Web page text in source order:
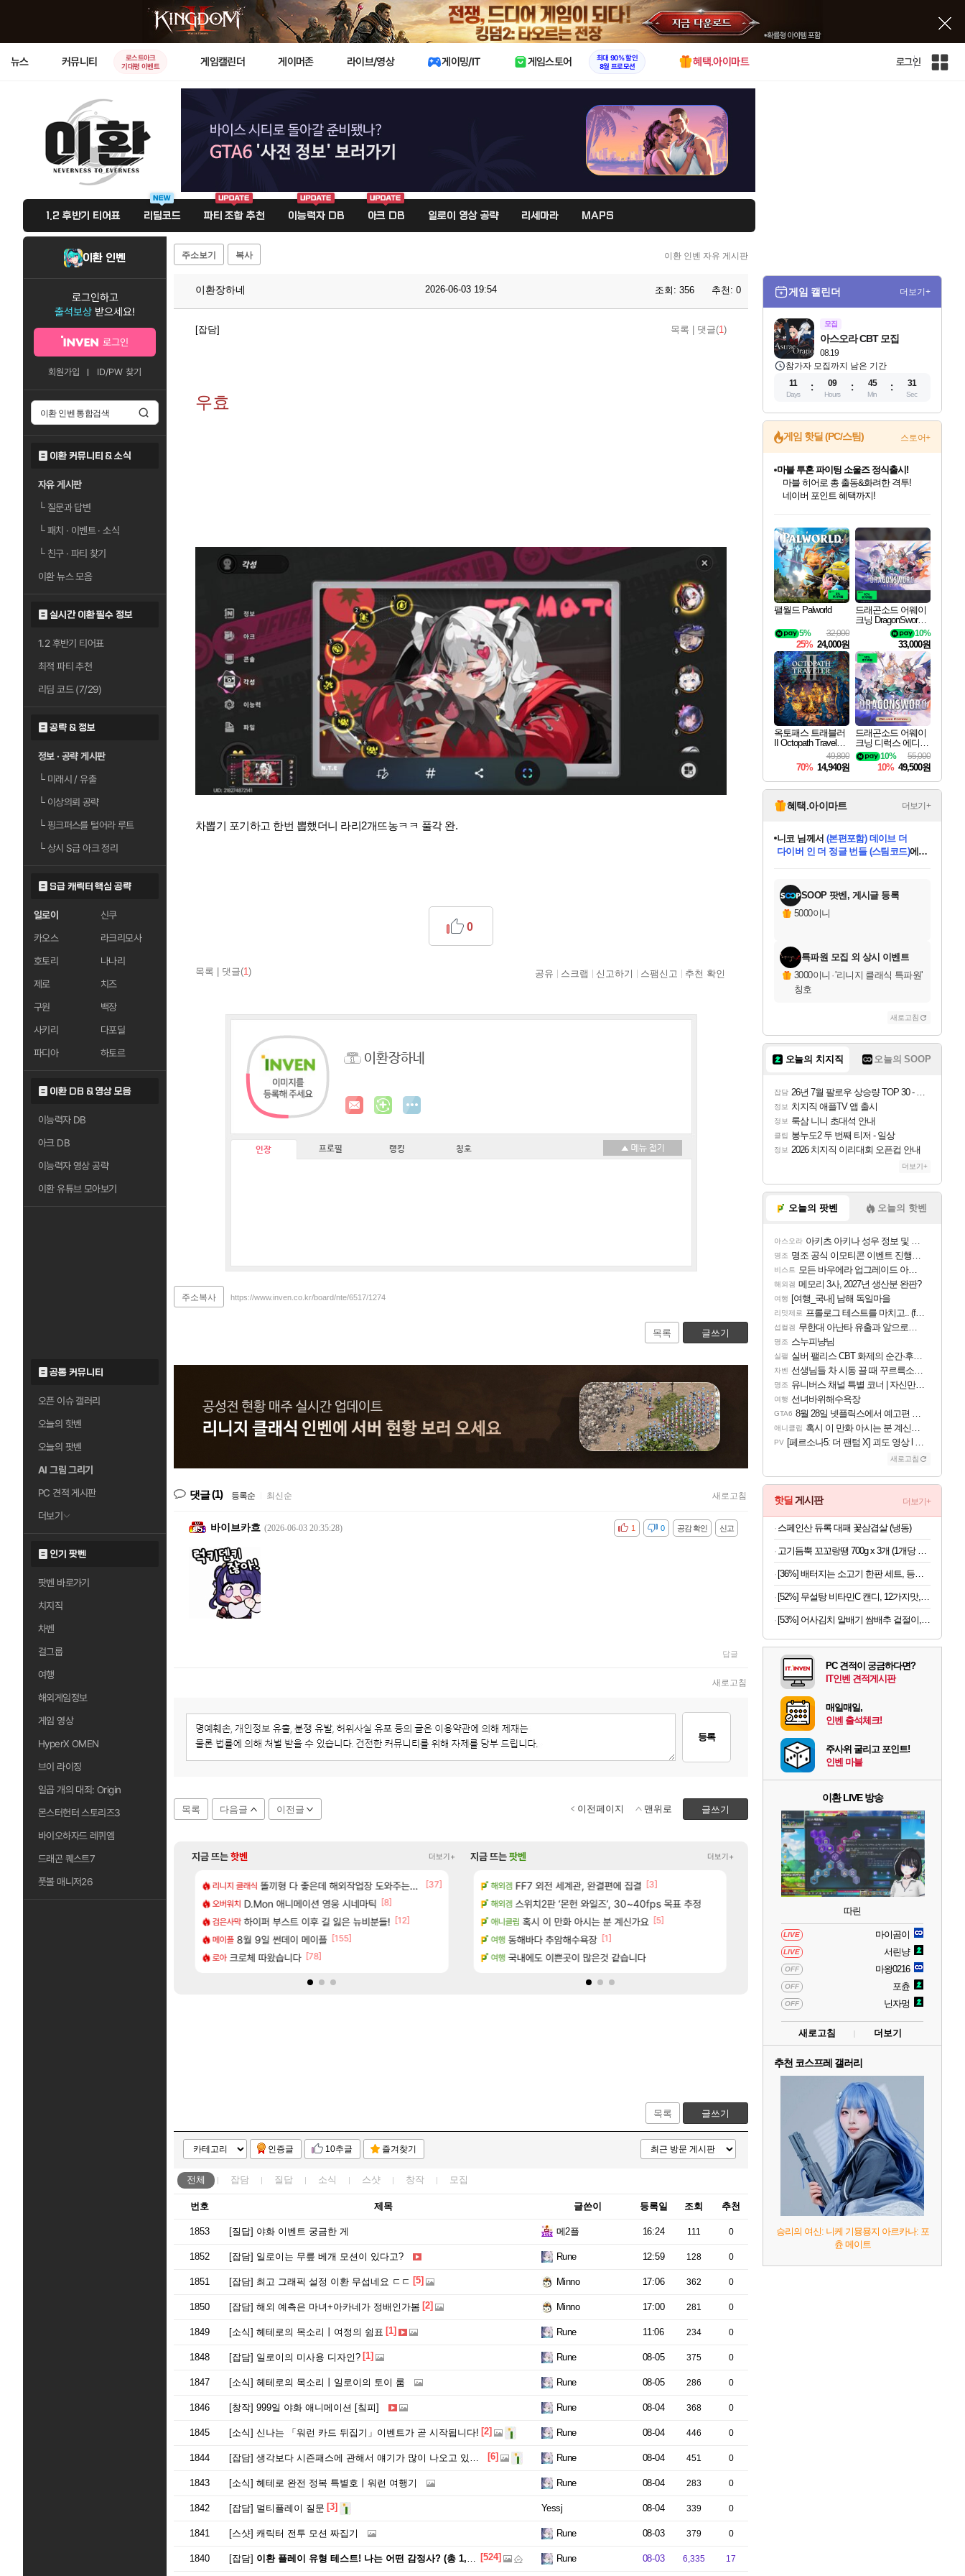
X
뉴스 커뮤니티
로스트아크
기대평 이벤트
게임캘린더 게이머존 라이브/영상 게이밍/IT 게임스토어
최대 90% 할인
8월 프로모션
혜택.아이마트 로그인
인
1.2 후반기 티어표 리딤코드 파티 조합 추천 이능력자 DB 아크 DB 일로이 영상 공략 리세마라 MAPS
이환 인벤
로그인하고
출석보상 받으세요!
로그인
회원가입 ID/PW 찾기
이환 커뮤니티 & 소식
자유 게시판
└질문과 답변
└패치 · 이벤트 · 소식
└친구 · 파티 찾기
이환 뉴스 모음
실시간 이환 필수 정보
1.2 후반기 티어표
최적 파티 추천
리딤 코드 (7/29)
공략 & 정보
정보 · 공략 게시판
└미래시 / 유출
└이상의뢰 공략
└핑크퍼스를 털어라 루트
└상시 S급 아크 정리
S급 캐릭터 핵심 공략
일로이
신쿠
카오스
라크리모사
호토리
나나리
제로
치즈
구원
백장
사키리
다포딜
파디아
하토르
이환 DB & 영상 모음
이능력자 DB
아크 DB
이능력자 영상 공략
이환 유튜브 모아보기
공통 커뮤니티
오픈 이슈 갤러리
오늘의 핫벤
오늘의 팟벤
AI 그림 그리기
PC 견적 게시판
더보기
인기 팟벤
팟벤 바로가기
치지직
차벤
걸그룹
여행
해외게임정보
게임 영상
HyperX OMEN
브이 라이징
일곱 개의 대죄: Origin
몬스터헌터 스토리즈3
바이오하자드 레퀴엠
드래곤 퀘스트7
풋볼 매니저26
주소보기 복사 이환 인벤 자유 게시판
이환장하네 2026-06-03 19:54 조회: 356 추천: 0
[잡담] 목록 댓글(1)
우효
차뽑기 포기하고 한번 뽑했더니 라리2개뜨농ㅋㅋ 풀각 완.
목록 댓글(1)
0
공유 스크랩 신고하기 스팸신고 추천 확인
이환장하네
인장 프로필 랭킹 칭호
주소복사 https://www.inven.co.kr/board/nte/6517/1274
목록 글쓰기
댓글(1) 등록순 최신순 새로고침
바이브카흐 (2026-06-03 20:35:28) 신고
공감 확인
비공감 0
1
답글
새로고침
등록
목록 다음글 이전글 글쓰기
이전페이지 맨위로
지금 뜨는핫벤 더보기+
위키 실검 1위인 김규원 리니지 클래식 똘끼형 다 좋은데 해외작업장 도와주는 짓은 좀 아니지않냐?
[37]
오버워치 D.Mon 애니메이션 영웅 시네마틱 [8]
검은사막 하이퍼 부스트 이후 길 잃은 뉴비분들! [12]
메이플 8월 9일 썬데이 메이플 [155]
로아 크로체 따왔습니다 [78]
오버워치 메가부대는 더이상 나오기 힘들것 같다는 생각임
로아 고양이를 도구로 쓰는 인방 하꼬 스트리머 박제합니다.
[257]
로아 종자들이여, 마음껏 유린하라.jpg [52]
디아4 15시즌 엘드루인 이거 요물이네요ㅋㅋㅋㅋㅋㅋ
리니지 클래식 통수칠래현 통수 & 푱비서 제 3의 물결
현재 나무위키 실검 1위인 김규원
[74]
골드 파는 게 왜 쌀숭이임?
아니 뭔 샤타 안 나왔다고 진짜 화내는 사람도 있네
전장연 시위 막은 예수
지금 뜨는팟벤 더보기+
D램 매출 점유율 7%…글로벌 4위로 부상 아스오라 아스오라 성우 정보 및 출연작 모음
아스오라 아키츠 아키나 성우 정보 및 주요 필모
비스트 모든 성소 위치 공략 (40개) - 귀환한 영혼 도전과제
명조 스누피냥님
리밋제로 프롤로그 테스트를 마치고.. (feat. 리아)
해외겜 FF7 외전 세계관, 완결편에 집결 [3]
해외겜 스위치2판 ‘몬헌 와일즈’, 30~40fps 목표 추정
애니클립 혹시 이 만화 아시는 분 계신가요 [5]
여행 동해바다 추암해수욕장 [1]
여행 국내에도 이쁜곳이 많은것 같습니다
중국 CXMT, D램 매출 점유율 7%…글로벌 4위로 부상
리싱크드 리싱크드 1.06 패치노트 (8/5)
메모리 3사, 2027년 생산분 완판?
아스오라 아사쿠라 마이 성우 정보 및 주요 필모
목록 글쓰기
인증글 10추글 즐겨찾기
전체 잡담 질답 소식 스샷 창작 모집
번호 제목 글쓴이 등록일 조회 추천
1853 [질답] 야화 이벤트 궁금한 게 메2플 16:24 111 0
1852 [잡담] 일로이는 무릎 베개 모션이 있다고? Rune 12:59 128 0
1851 [잡담] 최고 그래픽 설정 이환 무섭네요 ㄷㄷ [5] Minno 17:06 362 0
1850 [잡담] 해외 예측은 마녀+아카네가 정배인가봄 [2] Minno 17:00 281 0
1849 [소식] 헤테로의 목소리丨여정의 쉼표 [1] Rune 11:06 234 0
1848 [잡담] 일로이의 미사용 디자인? [1] Rune 08-05 375 0
1847 [소식] 헤테로의 목소리丨일로이의 토이 룸 Rune 08-05 286 0
1846 [창작] 999일 야화 애니메이션 [칰피] Rune 08-04 368 0
1845 [소식] 신나는 「워런 카드 뒤집기」이벤트가 곧 시작됩니다! [2] Rune 08-04 446 0
1844 [잡담] 생각보다 시즌패스에 관해서 얘기가 많이 나오고 있네요 [6] Rune 08-04 451 0
1843 [소식] 헤테로 완전 정복 특별호丨워런 여행기 Rune 08-04 283 0
1842 [잡담] 멀티플레이 질문 [3] Yessj 08-04 339 0
1841 [스샷] 캐릭터 전투 모션 짜집기 Rune 08-03 379 0
1840 [잡담] 이환 플레이 유형 테스트! 나는 어떤 감정사? (총 1,000이니 지급) [524] Rune 08-03 6,335 17
게임 캘린더 더보기+
모집
08.19
아스오라 CBT 모집
참가자 모집까지 남은 기간
11
Days
09
Hours
45
Min
30
Sec
게임 핫딜 (PC/스팀) 스토어+
최대 90% 할인가를 만나보세요!
네이버혜택과 함께 만나보세요!
50%할인&추가 적립까지!
마블 투혼 파이팅 소울즈 정식출시!
마블 히어로 총 출동&화려한 격투!
네이버 포인트 혜택까지!
이니&베니 혜택까지!
네이버 혜택가와 함께 예약하세요!
할인&네이버혜택으로 만나보세요!
네이버페이 혜택과 만나보세요!
40주년 프로모션으로 만나보세요!
할인가에 만나보세요!
일부 에디션 상시 할인!
혜택으로 예약 판매 중
편안하게 충전하세요
팰월드 Palworld
32,000
5%
25% 24,000원
드래곤소드 어웨이
크닝 DragonSword A
10%
33,000원
옥토패스 트래블러
II Octopath Traveler I
49,800
70% 14,940원
드래곤소드 어웨이
크닝 디럭스 에디션
DragonSword Awake
ning Deluxe Edition
55,000
10%
10% 49,500원
혜택.아이마트 더보기+
교환.
당첨되셨습니다.
니코님께서 (본편포함) 데이브 더
다이버 인 더 정글 번들 (스팀코드)에
당첨되셨습니다.
당첨되셨습니다.
당첨되셨습니다.
당첨되셨습니다.
당첨되셨습니다.
에디션 (스팀코드) 를 교환.
당첨되셨습니다.
SOOP 팟벤, 게시글 등록
5000이니
특파원 모집 외 상시 이벤트
3000이니 ·'리니지 클래식 특파원'
칭호
새로고침
오늘의 치지직 오늘의 SOOP
잡담 26년 7월 팔로우 상승량 TOP 30 - 월간 치지직
정보 치지직 애플TV 앱 출시
정보 룩삼 니니 초대석 안내
클립 봉누도2 두 번째 티저 - 일상
정보 2026 치지직 이리대회 오픈컵 안내
더보기+
오늘의 팟벤 오늘의 핫벤
아스오라 아키츠 아키나 성우 정보 및 주요 필모
명조 명조 공식 이모티콘 이벤트 진행해봤습니다! 참여부터 추첨까지????
비스트 모든 바우에라 업그레이드 아이템 획득 위치 공략 (89개)
해외겜 메모리 3사, 2027년 생산분 완판?
여행 [여행_국내] 남해 독일마을
리밋제로 프롤로그 테스트를 마치고.. (feat. 리아)
섭컬겜 무한대 아난타 유출과 앞으로의 예상 (루머)
명조 스누피냥님
실팰 실버 팰리스 CBT 화제의 순간·후기 모음
차벤 선생님들 차 시동 끌 때 꾸르륵소리나는데
명조 유니버스 채널 특별 코너 | 자신만의 스타일
여행 선녀바위해수욕장
GTA6 8월 28일 넷플릭스에서 예고편 공개 예정
애니클립 혹시 이 만화 아시는 분 계신가요
PV [페르소나5: 더 팬텀 X] 괴도 영상 l 타카마키 안·댄싱 스타
새로고침
핫딜 게시판 더보기+
스페인산 듀록 대패 꽃삼겹살 (냉동)
[53%] 어사김치 알배기 쌈배추 겉절이, 2kg, 1개
PC 견적이 궁금하다면?
IT인벤 견적게시판
매일매일,
인벤 출석체크!
주사위 굴리고 포인트!
인벤 마블
이환 LIVE 방송
따린
LIVE 마이곰이
LIVE 서린냥
OFF 마왕0216
OFF 포츈
OFF 닌자멍
새로고침 더보기
추천 코스프레 갤러리
승리의 여신: 니케 기묭묭지 아르카나: 포
츈 메이트